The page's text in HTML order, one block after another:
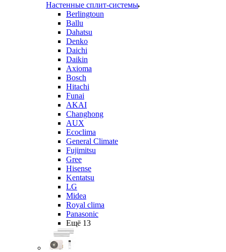
Настенные сплит-системы
Berlingtoun
Ballu
Dahatsu
Denko
Daichi
Daikin
Axioma
Bosch
Hitachi
Funai
AKAI
Changhong
AUX
Ecoclima
General Climate
Fujimitsu
Gree
Hisense
Kentatsu
LG
Midea
Royal clima
Panasonic
Ещё 13